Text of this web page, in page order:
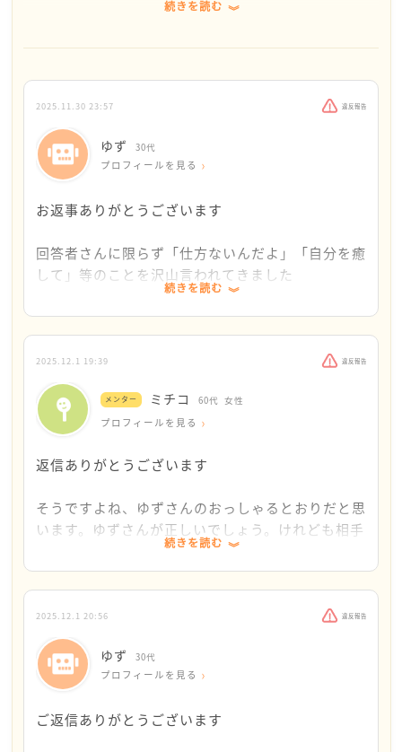
てしまうのではないかもしれないと思ったりもしてい
ます。
もしよろしければ読んでくださいませ。
残念な結果だったのですね。ゆずさんはもう充分に頑
できるなら加害者に処罰を与えたい、それが無理なら
不幸な目にあって欲しい等と考えるのは当然だと思い
ます。
けれども、その思いを手放すことは難しいでしょう
か。もちろん直ぐにはできないと思います。ほんの少
しずつでも、手放す方向に持っていけたらと思いま
す。
「私はよく頑張った。これからは自分を癒してあげま
なと思います。なかなか難しいと思いますが、私は、
ゆずさんのこれからの人生が幸せになって欲しいなと
あまり良い解決策にはなっていなくて、申し訳ありま
せん。ゆずさんがどうか前に進んで行けますように願
っています。
続きを読む
2025.11.30 23:57 違反報告
ゆず 30代
プロフィールを見る
お返事ありがとうございます
回答者さんに限らず「仕方ないんだよ」「自分を癒
して」等のことを沢山言われてきました
もちろん皆さん悪い意味ではなく、私のことを思っ
て言ってくださっているのだと理解できます
ですが、実際問題として本来は騙したり嘘をついた
りした方が悪いのでは?という疑問が溢れます
そう問うとどの機関の方も相手が悪いとの回答に至
回答しているのに、捌いたり責任を取ってもらう法
そして、記憶という消えないものを相手から与えら
れ、なんの責任も取られず、取るための声を上げる
方法すらできない世界で幸せに生きる方法が私には
このままでは私にとっての日常と言う世界はやった
もん勝ち、逃げたもの勝ちの世界でしかありません
て生き続ける選択を私がしなければいけないのかも
続きを読む
2025.12.1 19:39 違反報告
メンター ミチコ 60代 女性
プロフィールを見る
返信ありがとうございます
そうですよね、ゆずさんのおっしゃるとおりだと思
います。ゆずさんが正しいでしょう。けれども相手
に立ち向かうには、大変な行動力や忍耐力が必要だ
と思います。場合によると長期間に及ぶかもしれま
せん。病院の精神科でも、追い詰められているご様
子です。
それならば、なんとか手放す方に心を向けていただ
けないものかと思いました。そう考えての私の回答
続きを読む
2025.12.1 20:56 違反報告
ゆず 30代
プロフィールを見る
ご返信ありがとうございます